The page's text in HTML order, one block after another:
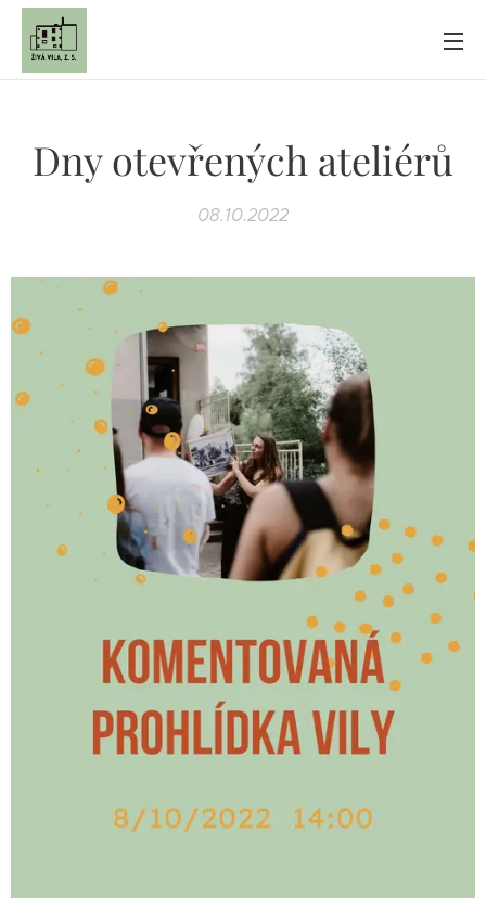
Dny otevřených ateliérů
08.10.2022